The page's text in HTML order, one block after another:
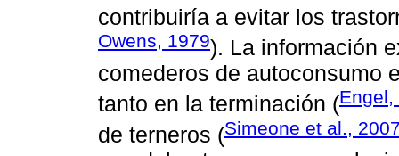
contribuiría a evitar los
Owens, 1979). La información
comederos de autoconsumo
tanto en la terminación (Engel,
de terneros (Simeone et al.,